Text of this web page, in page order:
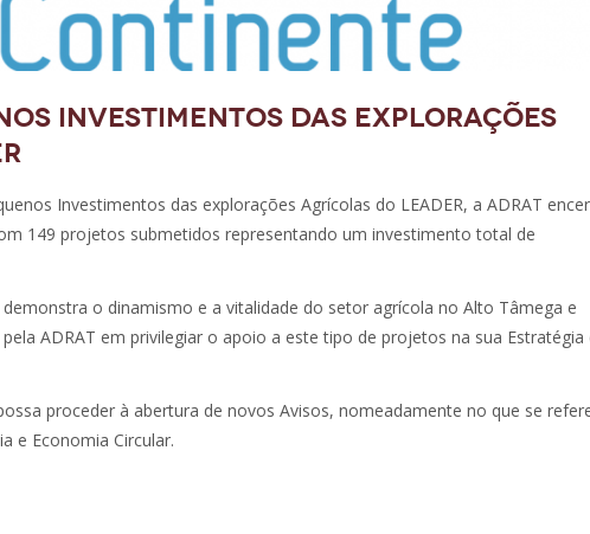
Investimentos das explorações
Investimentos das explorações Agrícolas do LEADER, a ADRAT
149 projetos submetidos representando um investimento total de
o dinamismo e a vitalidade do setor agrícola no Alto Tâmega e
ADRAT em privilegiar o apoio a este tipo de projetos na sua Estratégia
proceder à abertura de novos Avisos, nomeadamente no que se
e Economia Circular.